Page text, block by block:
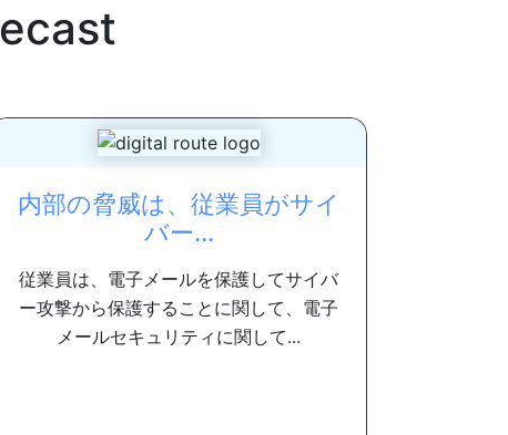
内部の脅威は、従業員がサイ
バー...
従業員は、電子メールを保護してサイバ
ー攻撃から保護することに関して、電子
メールセキュリティに関して...